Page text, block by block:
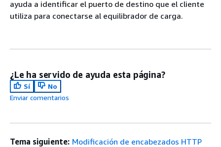
ayuda a identificar el puerto de destino que el cliente
utiliza para conectarse al equilibrador de carga.
¿Le ha servido de ayuda esta página?
Sí
No
Enviar comentarios
Tema siguiente: Modificación de encabezados HTTP